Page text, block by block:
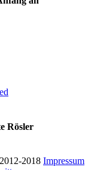
Rösler
2018 Impressum